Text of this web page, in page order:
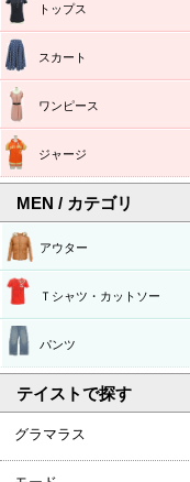
トップス
スカート
ワンピース
ジャージ
MEN / カテゴリ
アウター
Ｔシャツ・カットソー
パンツ
テイストで探す
グラマラス